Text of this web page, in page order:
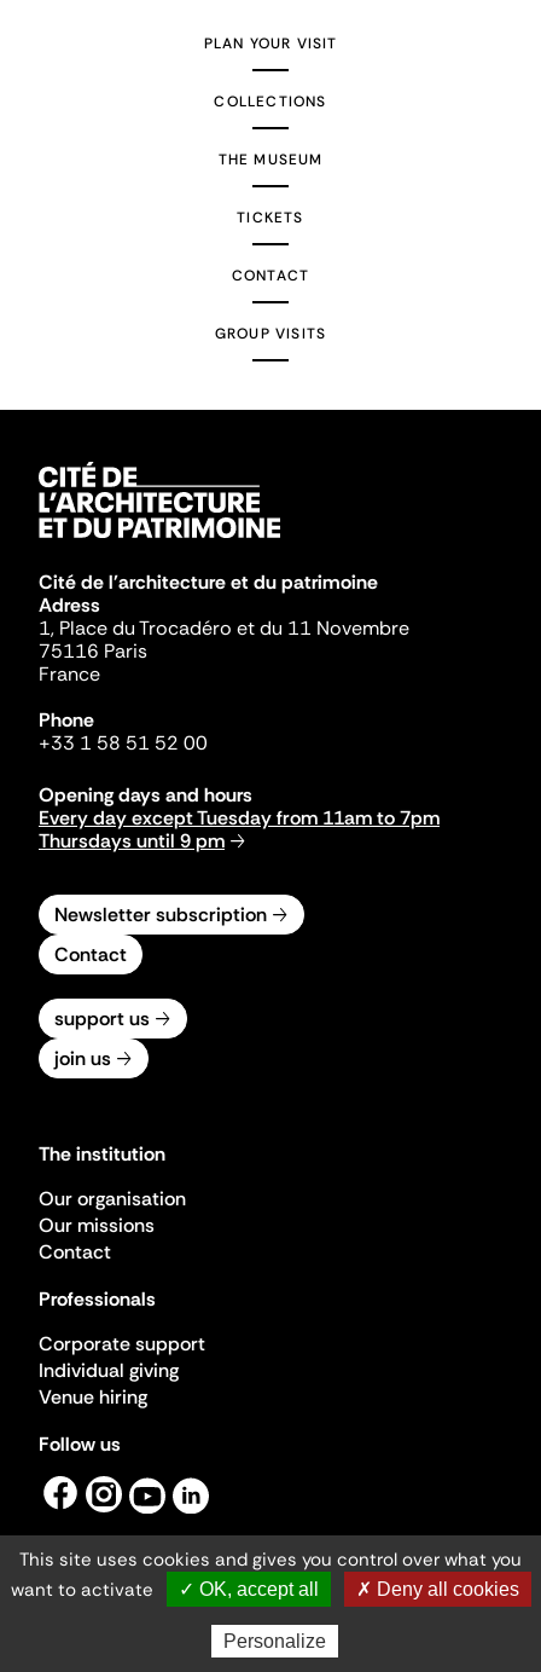
PLAN YOUR VISIT
COLLECTIONS
THE MUSEUM
TICKETS
CONTACT
GROUP VISITS
Cité de l'architecture et du patrimoine
Adress
1, Place du Trocadéro et du 11 Novembre
75116 Paris
France
Phone
+33 1 58 51 52 00
Opening days and hours
Every day except Tuesday from 11am to 7pm
Thursdays until 9 pm
Newsletter subscription
Contact
support us
join us
The institution
Our organisation
Our missions
Contact
Professionals
Corporate support
Individual giving
Venue hiring
Follow us
Ministère de la Culture ©2026
- Cité de l'architecture et du patrimoine
This site uses cookies and gives you control over what you
want to activate
✓ OK, accept all ✗ Deny all cookies
Personalize